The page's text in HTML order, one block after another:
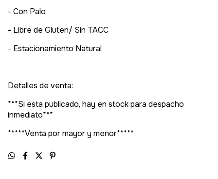
- Con Palo
- Libre de Gluten/ Sin TACC
- Estacionamiento Natural
Detalles de venta:
***Si esta publicado, hay en stock para despacho
inmediato***
*****Venta por mayor y menor*****